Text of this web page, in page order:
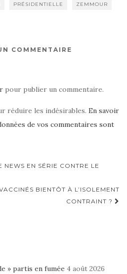
PRÉSIDENTIELLE ZEMMOUR
COMMENTAIRE
pour publier un commentaire.
réduire les indésirables. En savoir
de vos commentaires sont
EN SÉRIE CONTRE LE
BIENTÔT À L’ISOLEMENT
CONTRAINT ?
» partis en fumée 4 août 2026